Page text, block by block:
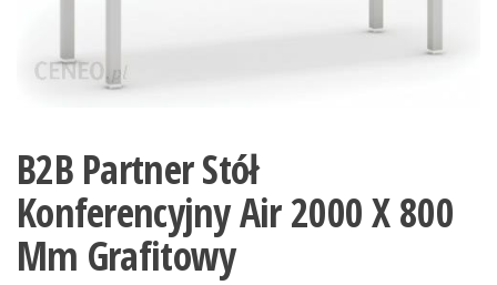
B2B Partner Stół
Konferencyjny Air 2000 X 800
Mm Grafitowy